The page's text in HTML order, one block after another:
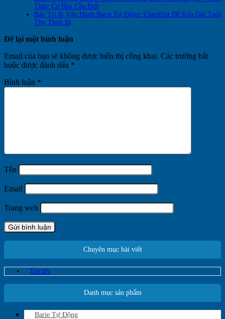
Thức Cơ Bản Cần Biết
Bảo Trì & Vận Hành Barie Tự Động: Checklist Để Kéo Dài Tuổi
Thọ Thiết Bị
Để lại một bình luận
Email của bạn sẽ không được hiển thị công khai. Các trường bắt
buộc được đánh dấu *
Bình luận *
Tên
Email
Trang web
Chuyên mục bài viết
Tin tức
Danh mục sản phẩm
Barie Tự Động